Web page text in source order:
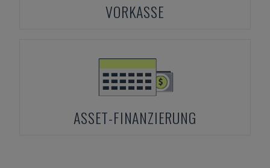
VORKASSE
ASSET-FINANZIERUNG